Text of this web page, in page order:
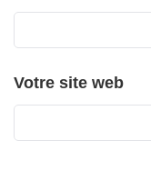
Votre site web